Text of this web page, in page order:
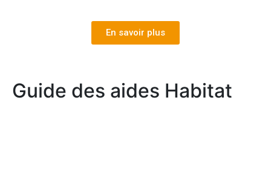
En savoir plus
Guide des aides Habitat